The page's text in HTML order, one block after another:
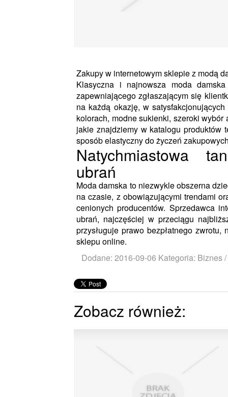
Zakupy w internetowym sklepie z modą
Klasyczna i najnowsza moda
zapewniającego zgłaszającym się
na każdą okazję, w
kolorach, modne sukienki, szeroki wybór
jakie znajdziemy w katalogu produktów
sposób elastyczny do życzeń
Natychmiastowa
ubrań
Moda damska to niezwykle obszerna
na czasie, z obowiązującymi trendami
cenionych producentów. Sprzedawca
ubrań, najczęściej w przeciągu
przysługuje prawo bezpłatnego
sklepu online.
Dodane: 2016-09-06 Kategoria: Biznes
Zobacz również: